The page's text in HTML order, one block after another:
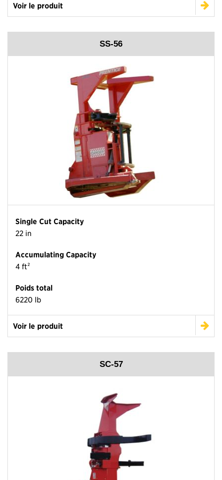
Voir le produit
SS-56
Single Cut Capacity
22 in
Accumulating Capacity
4 ft²
Poids total
6220 lb
Voir le produit
SC-57